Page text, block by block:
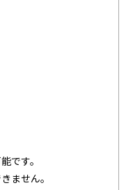
です。
ません。